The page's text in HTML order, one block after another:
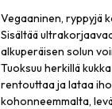
Vegaaninen, ryppyjä
Sisältää
alkuperäisen solun
Tuoksuu herkillä
rentouttaa ja lataa
kohonneemmalta,